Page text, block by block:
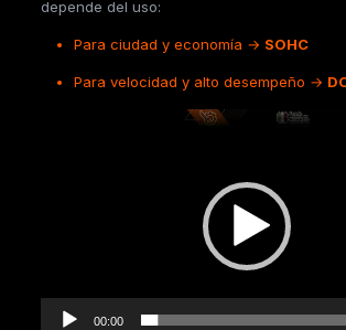
depende del uso:
Para ciudad y economía → SOHC
Para velocidad y alto desempeño →
00:00